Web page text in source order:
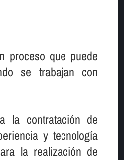
proceso que puede
se trabajan con
la contratación de
y tecnologí­a
la realización de